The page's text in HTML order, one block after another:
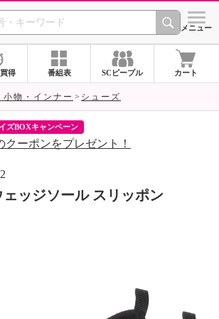
SHOP CHANNEL シメニュー
得 番組表 SCピープル カート
物・インナー シューズ
ズBOXキャンペーン
クーポンをプレゼント！
ッジソール スリッポン